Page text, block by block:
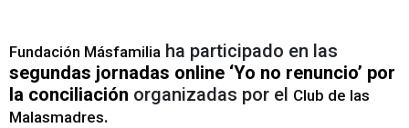
Fundación Másfamilia ha participado en las
segundas jornadas online ‘Yo no renuncio’ por
la conciliación organizadas por el Club de las
Malasmadres.